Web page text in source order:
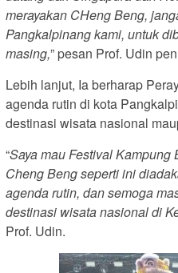
merayakan CHeng Beng,
Pangkalpinang kami, untuk
masing,” pesan Prof. Udin
Lebih lanjut, Ia berharap
agenda rutin di kota
destinasi wisata nasional
“Saya mau Festival Kampung
Cheng Beng seperti ini
agenda rutin, dan semoga
destinasi wisata nasional di
Prof. Udin.